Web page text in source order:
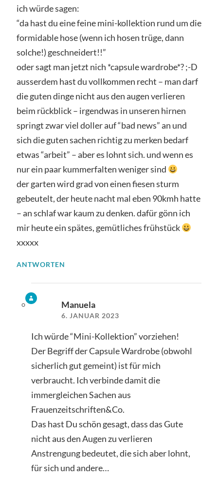
ich würde sagen:
“da hast du eine feine mini-kollektion rund um die
formidable hose (wenn ich hosen trüge, dann
solche!) geschneidert!!”
oder sagt man jetzt nich *capsule wardrobe*? ;-D
ausserdem hast du vollkommen recht – man darf
die guten dinge nicht aus den augen verlieren
beim rückblick – irgendwas in unseren hirnen
springt zwar viel doller auf “bad news” an und
sich die guten sachen richtig zu merken bedarf
etwas “arbeit” – aber es lohnt sich. und wenn es
nur ein paar kummerfalten weniger sind
der garten wird grad von einen fiesen sturm
gebeutelt, der heute nacht mal eben 90kmh hatte
– an schlaf war kaum zu denken. dafür gönn ich
mir heute ein spätes, gemütliches frühstück
xxxxx
ANTWORTEN
Manuela
6. JANUAR 2023
Ich würde “Mini-Kollektion” vorziehen!
Der Begriff der Capsule Wardrobe (obwohl
sicherlich gut gemeint) ist für mich
verbraucht. Ich verbinde damit die
immergleichen Sachen aus
Frauenzeitschriften&Co.
Das hast Du schön gesagt, dass das Gute
nicht aus den Augen zu verlieren
Anstrengung bedeutet, die sich aber lohnt,
für sich und andere…